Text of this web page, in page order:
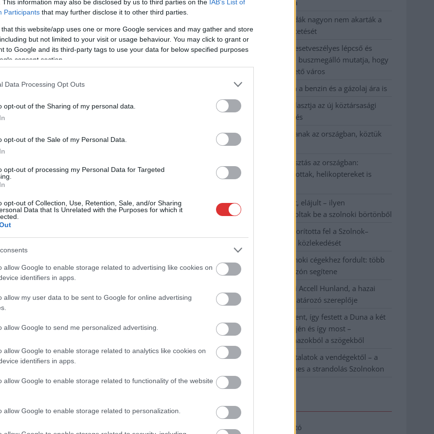
This information may also be disclosed by us to third parties on the IAB’s List of
Participants that may further disclose it to other third parties.
that this website/app uses one or more Google services and may gather and store
but not limited to your visit or usage behaviour. You may click to grant or
to Google and its third-party tags to use your data for below specified purposes
consent section.
Data Processing Opt Outs
opt-out of the Sharing of my personal data.
opt-out of the Sale of my Personal Data.
opt-out of processing my Personal Data for Targeted
opt-out of Collection, Use, Retention, Sale, and/or Sharing
Data that Is Unrelated with the Purposes for which it
allow Google to enable storage related to advertising like cookies on
identifiers in apps.
allow my user data to be sent to Google for online advertising
allow Google to send me personalized advertising.
allow Google to enable storage related to analytics like cookies on
identifiers in apps.
allow Google to enable storage related to functionality of the website
allow Google to enable storage related to personalization.
jég vastagsága.
tó jegére mennünk
lábunkra és csúszunk a Tisza-tavon. Ne
tegyük, egyelőre életveszélyes vastagságú a
Úgy tűnik, marad a kemény fagyos időjárás.
a Holt-Tiszára menni
A jég csábító, de jelenleg kiszámíthatatlan és
könnyen tragédiához vezethet – erre
figyelmeztet a Tiszai Vízirendészeti
kevesebbet vittek haza
A Szolnok megyei gazdák nagyon nem akarták a
JÉGER további üzemeltetését
Csendélet 5.0: alig balesetveszélyes lépcső és
remek állapotban levő buszmegálló mutatja, hogy
Szolnok mennyire élhető város
Pénteken újra csökken a benzin és a gázolaj ára is
Napokon belül megválasztja az új köztársasági
elnököt az Országgyűlés
Kiterjedt tüzek pusztítanak az országban, köztük
Karcagon
Harmadfokú hőségriasztás az országban:
Szolnokon klímát javítottak, helikoptereket is
A zárkában rosszul lett, elájult – ilyen
körülményekről számoltak be a szolnoki börtönből
Váratlan fennakadás borította fel a Szolnok–
Kecskemét vasútvonal közlekedését
A polgármester a szolnoki cégekhez fordult: több
száz elbocsátott dolgozón segítene
Csődbe ment a tószegi Accell Hunland, a hazai
kerékpárgyártás meghatározó szereplője
Egyszer fent, egyszer lent, így festett a Duna a két
évvel ezelőtti árvíz idején és így most –
fotógyűjtemény ugyanazokból a szögekből
Ilyenek eddig a tapasztalatok a vendégektől – a
hőhullám miatt ingyenes a strandolás Szolnokon
Adatkezelési tájékoztató